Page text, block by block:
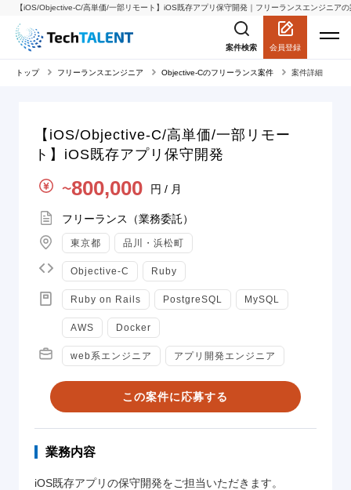
【iOS/Objective-C/高単価/一部リモート】iOS既存アプリ保守開発｜フリーランスエンジニア
案件検索 会員登録
トップ フリーランスエンジニア Objective-Cのフリーランス案件 案件詳細
【iOS/Objective-C/高単価/一部リモー
ト】iOS既存アプリ保守開発
単価
〜800,000 円 / 月
地域
東京都 品川・浜松町
フリーランス（業務委託）
言語
Objective-C Ruby
スキル
Ruby on Rails PostgreSQL MySQL
AWS Docker
職種
web系エンジニア アプリ開発エンジニア
この案件に応募する
業務内容
iOS既存アプリの保守開発をご担当いただきます。